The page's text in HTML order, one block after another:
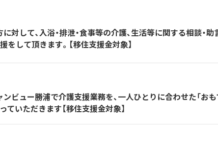
対して、入浴・排泄・食事等の介護、生活等に関する相談・助
をして頂きます。【移住支援金対象】
ビュー勝浦で介護支援業務を、一人ひとりに合わせた「お
ていただきます【移住支援金対象】